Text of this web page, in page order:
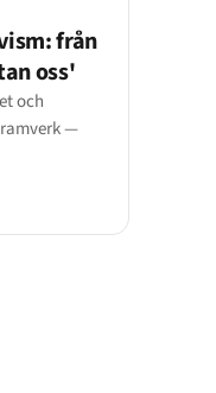
från
oss'
och
—
FN:s